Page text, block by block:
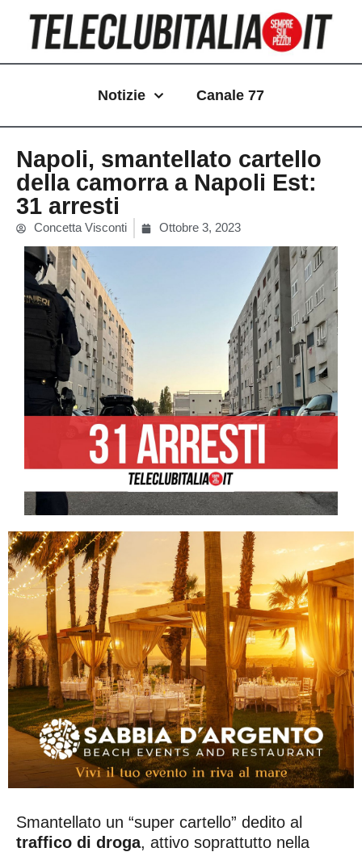
contenuto
Notizie Canale 77
Napoli, smantellato cartello
della camorra a Napoli Est:
31 arresti
Concetta Visconti Ottobre 3, 2023
Smantellato un “super cartello” dedito al
traffico di droga, attivo soprattutto nella